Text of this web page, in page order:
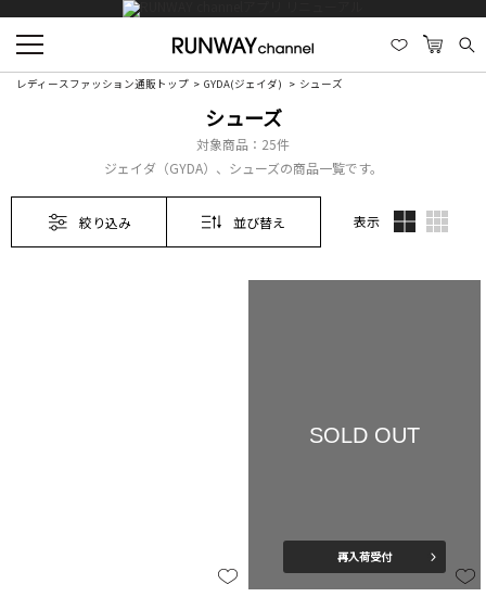
レディースファッション通販トップ GYDA(ジェイダ) シューズ
シューズ
対象商品： 25件
ジェイダ（GYDA）、シューズの商品一覧です。
絞り込み 並び替え 表示
SOLD OUT
再入荷受付